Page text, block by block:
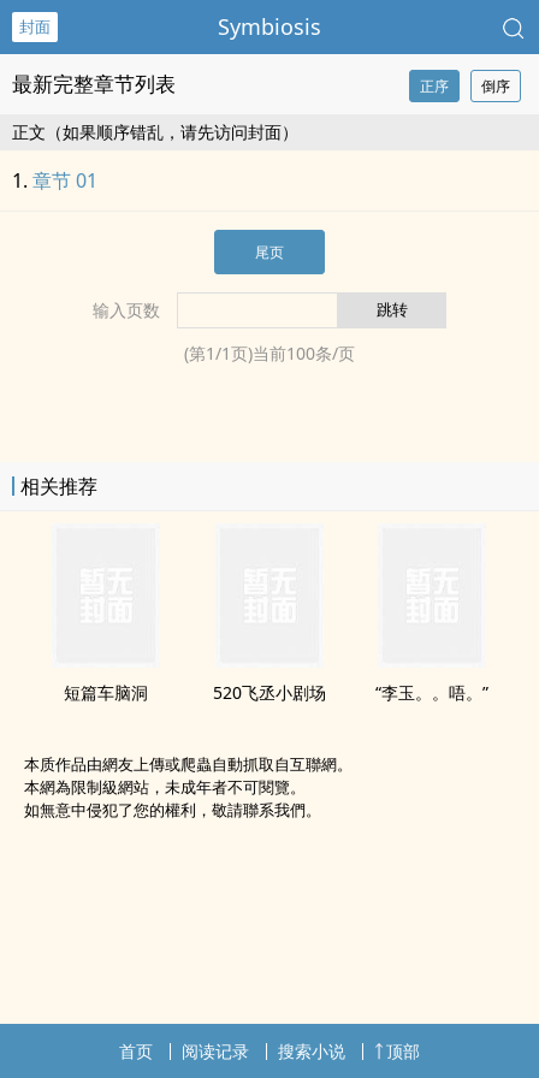
封面 Symbiosis
最新完整章节列表 正序 倒序
正文（如果顺序错乱，请先访问封面）
章节 01
尾页
输入页数
(第1/1页)当前100条/页
相关推荐
短篇车脑洞 520飞丞小剧场 “李玉。。唔。”
本质作品由網友上傳或爬蟲自動抓取自互聯網。
本網為限制級網站，未成年者不可閱覽。
如無意中侵犯了您的權利，敬請聯系我們。
首页 阅读记录 搜索小说 顶部